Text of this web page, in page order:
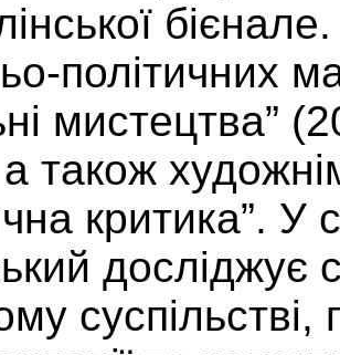
політичних
мистецтва”
також
критика”. У
досліджує